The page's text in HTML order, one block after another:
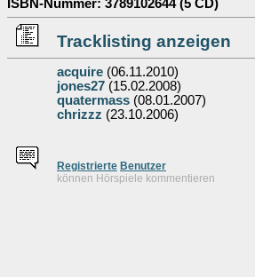
ISBN-Nummer: 3789102644 (5 CD)
Tracklisting anzeigen
acquire (06.11.2010)
jones27 (15.02.2008)
quatermass (08.01.2007)
chrizzz (23.10.2006)
Registrierte Benutzer
können Hörspiele kommentieren